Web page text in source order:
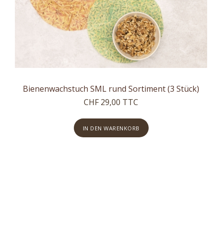
Bienenwachstuch SML rund Sortiment (3 Stück)
CHF 29,00 TTC
IN DEN WARENKORB